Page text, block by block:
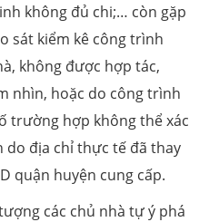
không đủ chi;… còn gặp
sát kiểm kê công trình
không được hợp tác,
nhìn, hoặc do công trình
trường hợp không thể xác
địa chỉ thực tế đã thay
quận huyện cung cấp.
các chủ nhà tự ý phá